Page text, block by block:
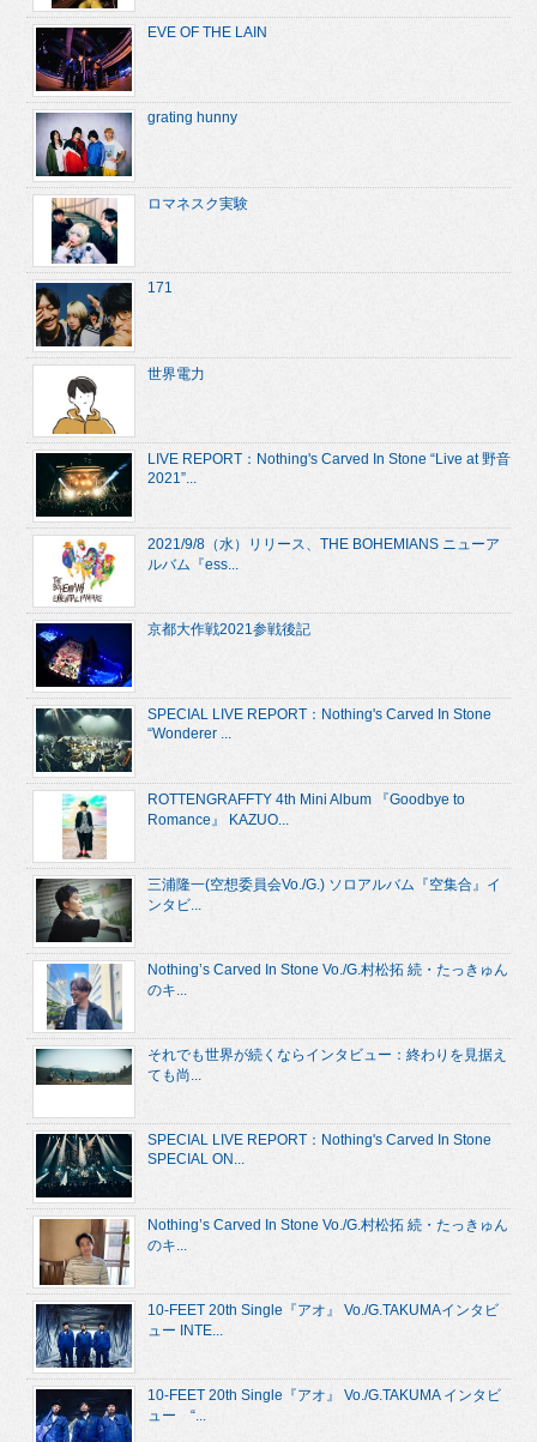
EVE OF THE LAIN
grating hunny
ロマネスク実験
171
世界電力
LIVE REPORT：Nothing's Carved In Stone “Live at 野音
2021”...
2021/9/8（水）リリース、THE BOHEMIANS ニューア
ルバム『ess...
京都大作戦2021参戦後記
SPECIAL LIVE REPORT：Nothing's Carved In Stone
“Wonderer ...
ROTTENGRAFFTY 4th Mini Album 『Goodbye to
Romance』 KAZUO...
三浦隆一(空想委員会Vo./G.) ソロアルバム『空集合』イ
ンタビ...
Nothing’s Carved In Stone Vo./G.村松拓 続・たっきゅん
のキ...
それでも世界が続くならインタビュー：終わりを見据え
ても尚...
SPECIAL LIVE REPORT：Nothing's Carved In Stone
SPECIAL ON...
Nothing’s Carved In Stone Vo./G.村松拓 続・たっきゅん
のキ...
10-FEET 20th Single『アオ』 Vo./G.TAKUMAインタビ
ュー INTE...
10-FEET 20th Single『アオ』 Vo./G.TAKUMA インタビ
ュー “...